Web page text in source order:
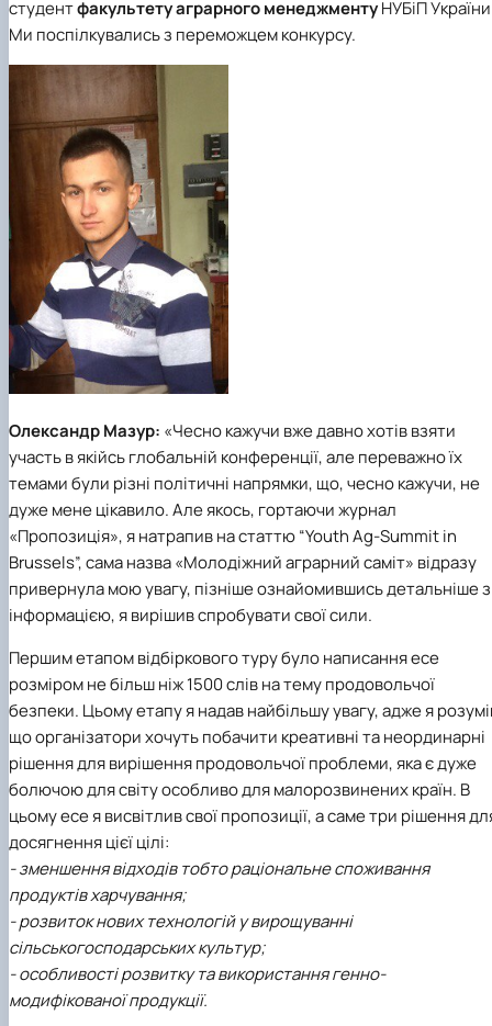
студентфакультету аграрного менеджментуНУБіП
Ми поспілкувались з переможцем конкурсу.
Олександр Мазур: «Чесно кажучи вже давно хотів взяти
участь в якійсь глобальній конференції, але переважно їх
темами були різні політичні напрямки, що, чесно кажучи, не
дуже мене цікавило. Але якось, гортаючи журнал
«Пропозиція», я натрапив на статтю “Youth Ag-Summit in
Brussels”, сама назва «Молодіжний аграрний саміт» відразу
привернула мою увагу, пізніше ознайомившись детальніше з
інформацією, я вирішив спробувати свої сили.
Першим етапом відбіркового туру було написання есе
розміром не більш ніж 1500 слів на тему продовольчої
безпеки. Цьому етапу я надав найбільшу увагу, адже я
що організатори хочуть побачити креативні та неординарні
рішення для вирішення продовольчої проблеми, яка є дуже
болючою для світу особливо для малорозвинених країн. В
цьому есе я висвітлив свої пропозиції, а саме три рішення
досягнення цієї цілі:
- зменшення відходів тобто раціональне споживання
продуктів харчування;
- розвиток нових технологій у вирощуванні
сільськогосподарських культур;
- особливості розвитку та використання генно-
модифікованої продукції.